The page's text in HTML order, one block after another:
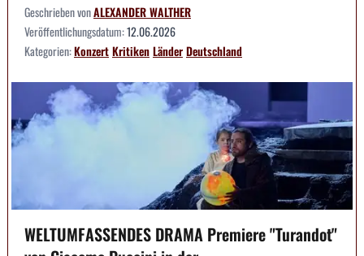
Geschrieben vonALEXANDER WALTHER
Veröffentlichungsdatum:12.06.2026
Kategorien:KonzertKritikenLänderDeutschland
WELTUMFASSENDES DRAMA Premiere "Turandot"